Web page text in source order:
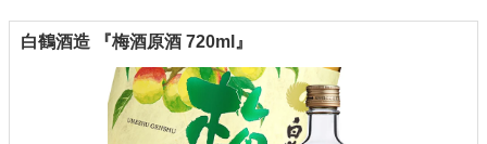
白鶴酒造 『梅酒原酒 720ml』